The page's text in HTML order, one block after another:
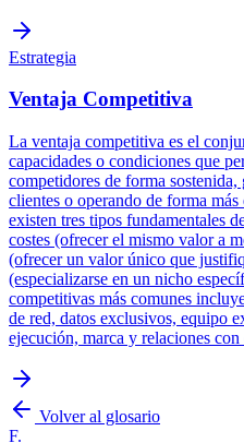
Estrategia
Ventaja Competitiva
La ventaja competitiva es el
capacidades o condiciones que
competidores de forma
clientes o operando de forma
existen tres tipos fundamentales
costes (ofrecer el mismo valor a
(ofrecer un valor único que
(especializarse en un nicho
competitivas más comunes
de red, datos exclusivos, equipo
ejecución, marca y relaciones con
Volver al glosario
F.